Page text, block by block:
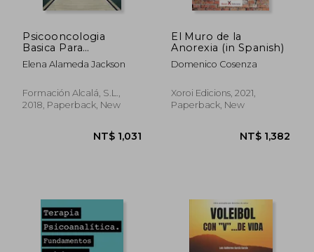
Psicooncologia
Basica Para
Profesionales de la
Salud (in Spanish)
Elena Alameda Jackson
Formación Alcalá, S.L.,
2018, Paperback, New
El Muro de la
Anorexia (in Spanish)
Domenico Cosenza
Xoroi Edicions, 2021,
Paperback, New